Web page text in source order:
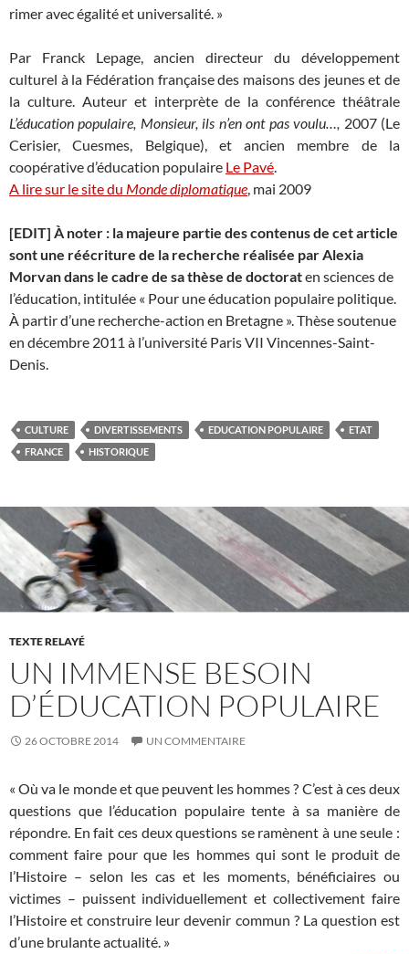
rimer avec égalité et universalité. »
Par Franck Lepage, ancien directeur du développement
culturel à la Fédération française des maisons des jeunes et de
la culture. Auteur et interprète de la conférence théâtrale
L’éducation populaire, Monsieur, ils n’en ont pas voulu…, 2007 (Le
Cerisier, Cuesmes, Belgique), et ancien membre de la
coopérative d’éducation populaire Le Pavé
A lire sur le site du Monde diplomatique , mai 2009
[EDIT] À noter : la majeure partie des contenus de cet article
sont une réécriture de la recherche réalisée par Alexia
Morvan dans le cadre de sa thèse de doctoraten sciences de
l’éducation, intitulée « Pour une éducation populaire politique.
À partir d’une recherche-action en Bretagne ». Thèse soutenue
en décembre 2011 à l’université Paris VII Vincennes-Saint-
Denis.
CULTURE DIVERTISSEMENTS EDUCATION POPULAIRE
ETAT
FRANCE
HISTORIQUE
TEXTE RELAYÉ
UN IMMENSE BESOIN
D’ÉDUCATION POPULAIRE
26 OCTOBRE 2014 UN COMMENTAIRE
« Où va le monde et que peuvent les hommes ? C’est à ces deux
questions que l’éducation populaire tente à sa manière de
répondre. En fait ces deux questions se ramènent à une seule :
comment faire pour que les hommes qui sont le produit de
l’Histoire – selon les cas et les moments, bénéficiaires ou
victimes – puissent individuellement et collectivement faire
l’Histoire et construire leur devenir commun ? La question est
d’une brulante actualité. »